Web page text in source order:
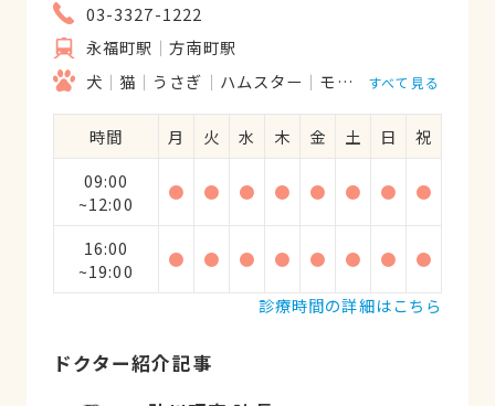
03-3327-1222
永福町駅
方南町駅
犬
猫 うさぎ ハムスター モルモット フェレッ
すべて見る
時間 月 火 水 木 金 土 日
祝
09:00
~12:00
● ● ● ● ● ● ● ●
16:00
~19:00
● ● ● ● ● ● ●
●
診療時間の詳細はこちら
ドクター紹介記事